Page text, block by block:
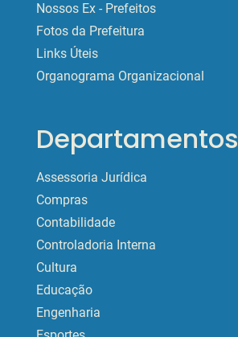
Nossos Ex - Prefeitos
Fotos da Prefeitura
Links Úteis
Organograma Organizacional
Departamentos
Assessoria Jurídica
Compras
Contabilidade
Controladoria Interna
Cultura
Educação
Engenharia